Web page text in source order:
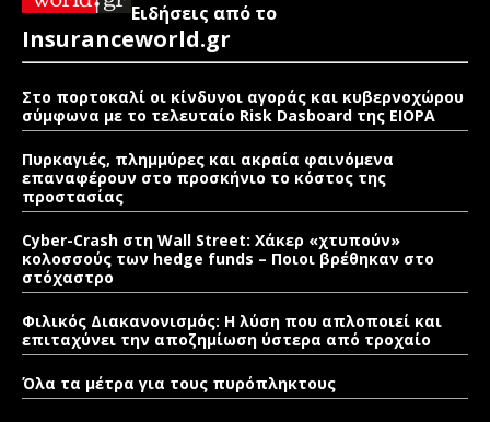
Ειδήσεις από το
Insuranceworld.gr
Στο πορτοκαλί οι κίνδυνοι αγοράς και κυβερνοχώρου
σύμφωνα με το τελευταίο Risk Dasboard της EIOPA
Πυρκαγιές, πλημμύρες και ακραία φαινόμενα
επαναφέρουν στο προσκήνιο το κόστος της
προστασίας
Cyber-Crash στη Wall Street: Χάκερ «χτυπούν»
κολοσσούς των hedge funds – Ποιοι βρέθηκαν στο
στόχαστρο
Φιλικός Διακανονισμός: Η λύση που απλοποιεί και
επιταχύνει την αποζημίωση ύστερα από τροχαίο
Όλα τα μέτρα για τους πυρόπληκτους